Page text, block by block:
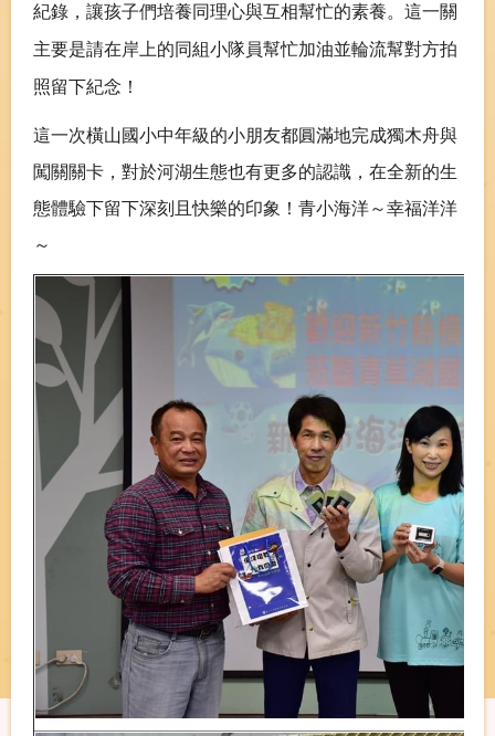
紀錄，讓孩子們培養同理心與互相幫忙的素養。這一關
主要是請在岸上的同組小隊員幫忙加油並輪流幫對方拍
照留下紀念！
這一次橫山國小中年級的小朋友都圓滿地完成獨木舟與
闖關關卡，對於河湖生態也有更多的認識，在全新的生
態體驗下留下深刻且快樂的印象！青小海洋～幸福洋洋
～